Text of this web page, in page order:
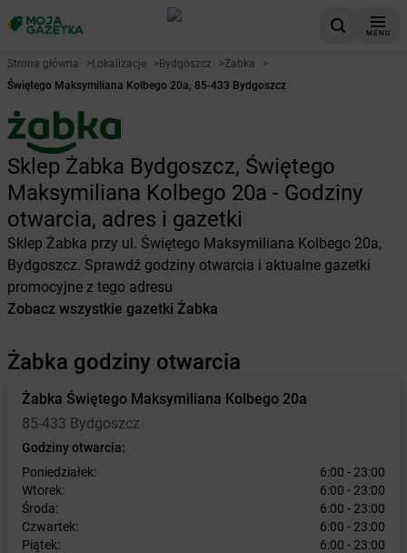
MENU
Strona główna >Lokalizacje >Bydgoszcz >Żabka
>
Świętego Maksymiliana Kolbego 20a, 85-433 Bydgoszcz
Sklep Żabka Bydgoszcz, Świętego
Maksymiliana Kolbego 20a - Godziny
otwarcia, adres i gazetki
Sklep Żabka przy ul. Świętego Maksymiliana Kolbego 20a,
Bydgoszcz. Sprawdź godziny otwarcia i aktualne gazetki
promocyjne z tego adresu
Zobacz wszystkie gazetki Żabka
Żabka godziny otwarcia
Żabka Świętego Maksymiliana Kolbego 20a
85-433 Bydgoszcz
Godziny otwarcia:
Poniedziałek:
6:00 - 23:00
Wtorek:
6:00 - 23:00
Środa:
6:00 - 23:00
Czwartek:
6:00 - 23:00
Piątek:
6:00 - 23:00